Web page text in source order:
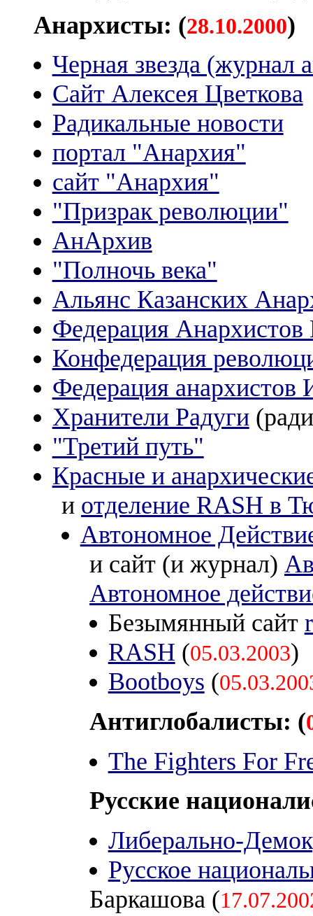
Анархисты: (28.10.2000)
Черная звезда (журнал
Сайт Алексея Цветкова
Радикальные новости
портал "Анархия"
сайт "Анархия"
"Призрак революции"
АнАрхив
"Полночь века"
Альянс Казанских
Федерация Анархистов
Конфедерация
Федерация анархистов
Хранители Радуги
"Третий путь"
Красные и
и отделение RASH в
Автономное
и сайт (и журнал)
Автономное
Безымянный сайт
RASH (05.03.2003)
Bootboys (
Антиглобалисты: (
The Fighters For
Русские
Либерально-
Русское
Баркашова (